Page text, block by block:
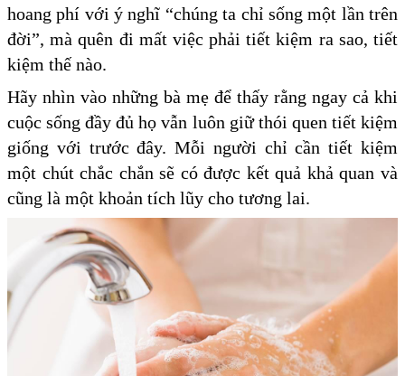
hoang phí với ý nghĩ “chúng ta chỉ sống một lần trên
đời”, mà quên đi mất việc phải tiết kiệm ra sao, tiết
kiệm thế nào.
Hãy nhìn vào những bà mẹ để thấy rằng ngay cả khi
cuộc sống đầy đủ họ vẫn luôn giữ thói quen tiết kiệm
giống với trước đây. Mỗi người chỉ cần tiết kiệm
một chút chắc chắn sẽ có được kết quả khả quan và
cũng là một khoản tích lũy cho tương lai.